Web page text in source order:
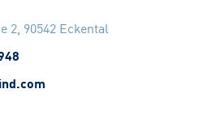
2, 90542 Eckental